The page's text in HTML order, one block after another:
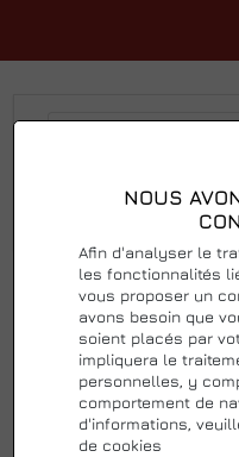
NOUS
Afin d'analyser le
les fonctionnalités
vous proposer un
avons besoin que
soient placés par
impliquera le
personnelles, y
comportement de
d'informations,
de cookies